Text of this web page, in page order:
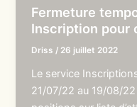
Fermeture
Inscription pour
Driss / 26 juillet 2022
Le service
21/07/22 au 19/08/